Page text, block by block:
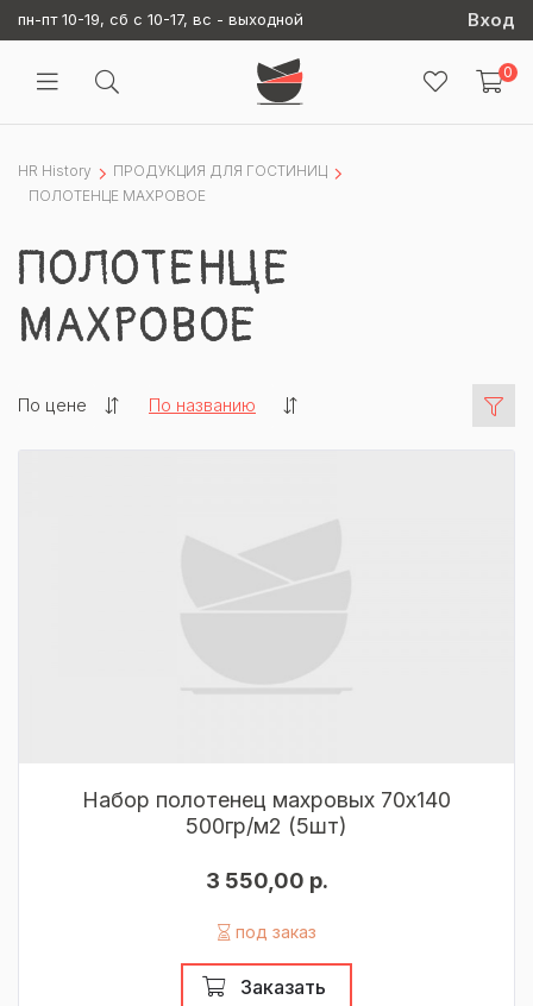
пн-пт 10-19, сб с 10-17, вс - выходной Вход
0
HR History
ПРОДУКЦИЯ ДЛЯ ГОСТИНИЦ
ПОЛОТЕНЦЕ МАХРОВОЕ
ПОЛОТЕНЦЕ
МАХРОВОЕ
Набор полотенец махровых 70х140
500гр/м2 (5шт)
3 550,00 р.
под заказ
Заказать